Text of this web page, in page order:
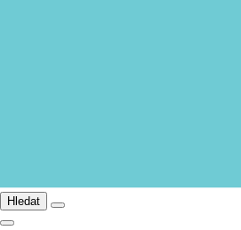
Hledat